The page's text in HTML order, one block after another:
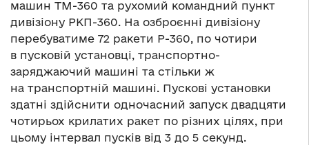
машин ТМ-360 та рухомий командний пункт
дивізіону РКП-360. На озброєнні дивізіону
перебуватиме 72 ракети Р-360, по чотири
в пусковій установці, транспортно-
заряджаючий машині та стільки ж
на транспортній машині. Пускові установки
здатні здійснити одночасний запуск двадцяти
чотирьох крилатих ракет по різних цілях, при
цьому інтервал пусків від 3 до 5 секунд.